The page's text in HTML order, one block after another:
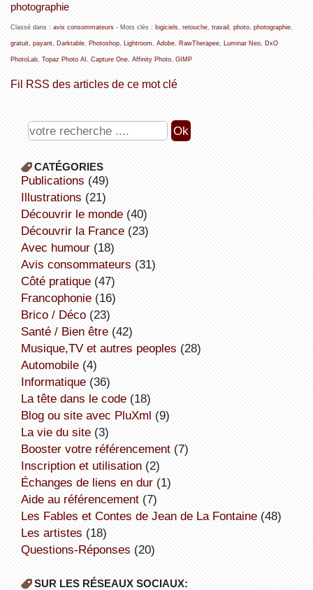
photographie
Classé dans : avis consommateurs- Mots clés : logiciels, retouche, travail photo, photographie,
gratuit, payant, Darktable, Photoshop, Lightroom Adobe, RawTherapee, Luminar Neo, DxO
PhotoLab, Topaz Photo AI Capture One, Affinity Photo, GIMP
Fil RSS des articles de ce mot clé
CATÉGORIES
publications (49)
illustrations (21)
découvrir le monde(40)
découvrir la France(23)
avec humour(18)
avis consommateurs (31)
côté pratique(47)
Francophonie(16)
Brico / Déco(23)
Santé / Bien être(42)
Musique,TV et autres peoples (28)
Automobile(4)
informatique(36)
la tête dans le code(18)
Blog ou site avec PluXml (9)
la vie du site(3)
booster votre référencement(7)
inscription et utilisation(2)
échanges de liens en dur(1)
aide au référencement(7)
Les Fables et Contes de Jean de La Fontaine(48)
Les artistes (18)
Questions-Réponses (20)
SUR LES RÉSEAUX SOCIAUX: